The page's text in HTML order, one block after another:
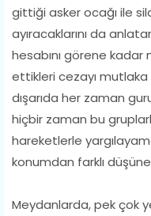
gittiği asker ocağı ile
ayıracaklarını da
hesabını görene
ettikleri cezayı mutlaka
dışarıda her zaman
hiçbir zaman bu
hareketlerle
konumdan farklı
Meydanlarda, pek çok